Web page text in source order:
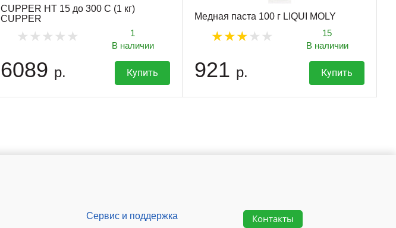
CUPPER HT 15 до 300 С (1 кг)
CUPPER
1
В наличии
6089 р. Купить
Медная паста 100 г LIQUI MOLY
15
В наличии
921 р. Купить
Сервис и поддержка Контакты